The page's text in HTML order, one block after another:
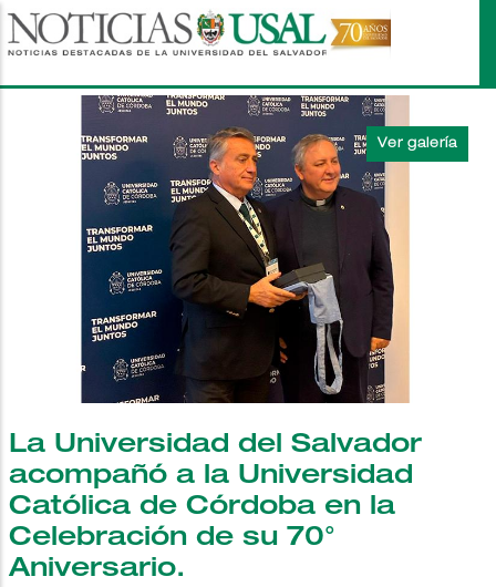
Pasar
al
principal
La Universidad del Salvador
acompañó a la Universidad
Católica de Córdoba en la
Celebración de su 70°
Aniversario.